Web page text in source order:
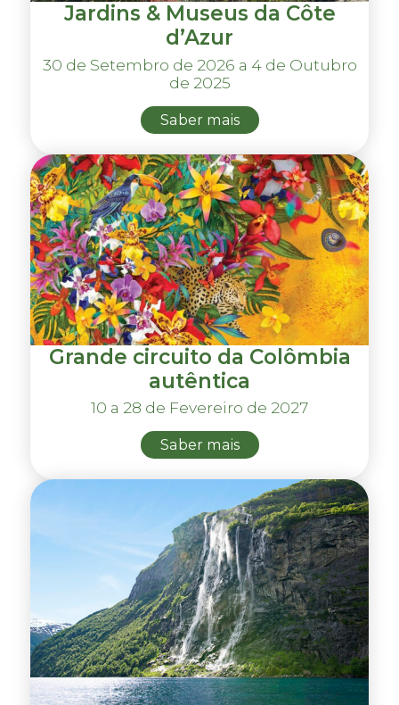
Jardins & Museus da Côte
d’Azur
30 de Setembro de 2026 a 4 de Outubro
de 2025
Saber mais
Grande circuito da Colômbia
autêntica
10 a 28 de Fevereiro de 2027
Saber mais